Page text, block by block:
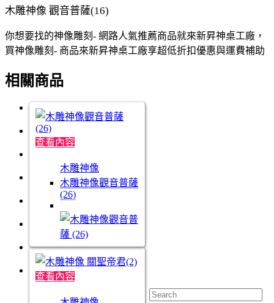
木雕神像 觀音普薩(16)
你想要找的神像雕刻- 網路人氣推薦商品就來新昇神桌工廠，
買神像雕刻- 商品來新昇神桌工廠享超低折扣優惠與運費補助
相關商品
查看內容
木雕神像
木雕神像觀音普薩
(26)
查看內容